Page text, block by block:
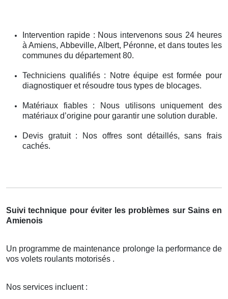
Intervention rapide : Nous intervenons sous 24 heures
à Amiens, Abbeville, Albert, Péronne, et dans toutes les
communes du département 80.
Techniciens qualifiés : Notre équipe est formée pour
diagnostiquer et résoudre tous types de blocages.
Matériaux fiables : Nous utilisons uniquement des
matériaux d’origine pour garantir une solution durable.
Devis gratuit : Nos offres sont détaillés, sans frais
cachés.
Suivi technique pour éviter les problèmes sur Sains en
Amienois
Un programme de maintenance prolonge la performance de
vos volets roulants motorisés .
Nos services incluent :